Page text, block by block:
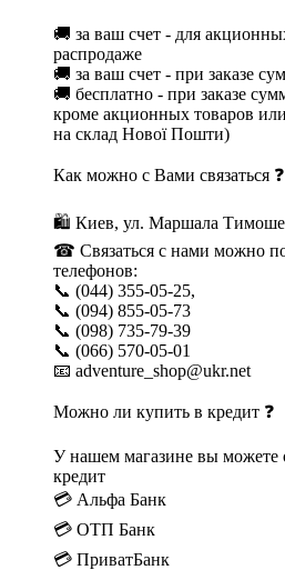
🚚 за ваш счет - для
распродаже
🚚 за ваш счет - при заказе
🚚 бесплатно - при заказе
кроме акционных товаров
на склад Нової Пошти)
Как можно с Вами связаться ❓
🛍 Киев, ул. Маршала
☎ Связаться с нами можно
телефонов:
📞 (044) 355-05-25,
📞 (094) 855-05-73
📞 (098) 735-
📞 (066) 570-05-01
📧 adventure_shop@ukr.net
Можно ли купить в кредит ❓
У нашем магазине вы можете
кредит
💳 Альфа Банк
💳 ОТП
💳 ПриватБанк